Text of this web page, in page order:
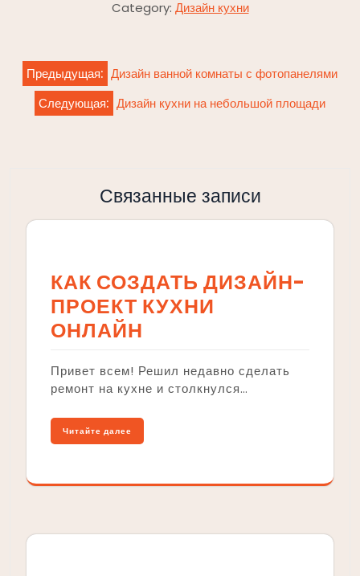
Category: Дизайн кухни
Навигация
по
записям
Предыдущая: Дизайн ванной комнаты с фотопанелями
Следующая: Дизайн кухни на небольшой площади
Связанные записи
КАК СОЗДАТЬ ДИЗАЙН-
ПРОЕКТ КУХНИ
ОНЛАЙН
Привет всем! Решил недавно сделать
ремонт на кухне и столкнулся…
Читайте далее